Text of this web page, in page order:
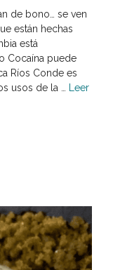
de bono… se ven
están hechas
está
Cocaína puede
Ríos Conde es
usos de la …
Leer